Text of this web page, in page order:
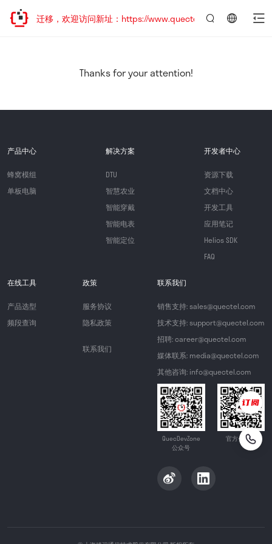
地址已迁移，欢迎访问新址：https://www.quectel.com.cn
Thanks for your attention!
产品中心
蜂窝模组
单板电脑
解决方案
DTU
智慧农业
智能穿戴
智能电表
智能定位
开发者中心
资源下载
文档中心
开发工具
应用笔记
Helios SDK
FAQ
在线工具
产品选型
频段查询
政策
服务协议
隐私政策
联系我们
联系我们
销售支持: sales@quectel.com
技术支持: support@quectel.com
招聘: career@quectel.com
媒体联系: media@quectel.com
其他咨询: info@quectel.com
QuecDevZone
公众号
官方公众号